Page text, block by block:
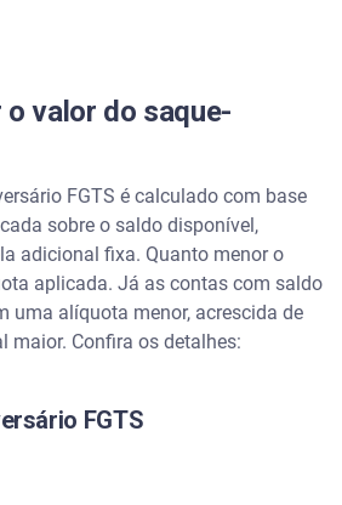
valor do saque-
FGTS é calculado com base
sobre o saldo disponível,
adicional fixa. Quanto menor o
aplicada. Já as contas com saldo
uma alíquota menor, acrescida de
maior. Confira os detalhes:
FGTS